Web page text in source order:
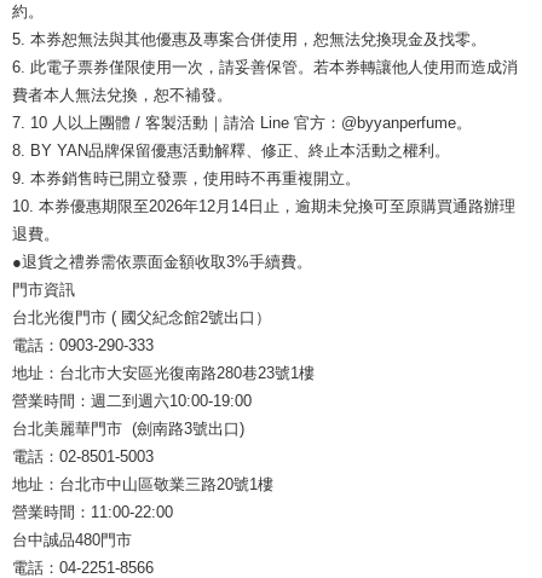
約。
5. 本券恕無法與其他優惠及專案合併使用，恕無法兌換現金及找零。
6. 此電子票券僅限使用一次，請妥善保管。若本券轉讓他人使用而造成消
費者本人無法兌換，恕不補發。
7. 10 人以上團體 / 客製活動｜請洽 Line 官方：@byyanperfume。
8. BY YAN品牌保留優惠活動解釋、修正、終止本活動之權利。
9. 本券銷售時已開立發票，使用時不再重複開立。
10. 本券優惠期限至2026年12月14日止，逾期未兌換可至原購買通路辦理
退費。
●退貨之禮券需依票面金額收取3%手續費。
門市資訊
台北光復門市 ( 國父紀念館2號出口）
電話：0903-290-333
地址：台北市大安區光復南路280巷23號1樓
營業時間：週二到週六10:00-19:00
台北美麗華門市 (劍南路3號出口)
電話：02-8501-5003
地址：台北市中山區敬業三路20號1樓
營業時間：11:00-22:00
台中誠品480門市
電話：04-2251-8566